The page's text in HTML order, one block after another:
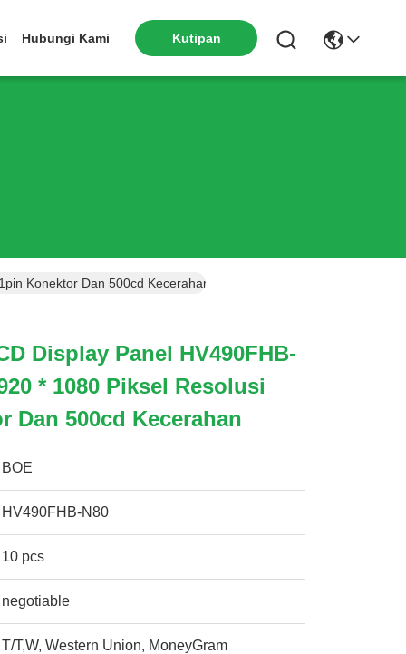
Hubungi Kami Kutipan
Konektor Dan 500cd Kecerahan
Display Panel HV490FHB-
* 1080 Piksel Resolusi
Dan 500cd Kecerahan
BOE
HV490FHB-N80
10 pcs
negotiable
T/T,W, Western Union, MoneyGram